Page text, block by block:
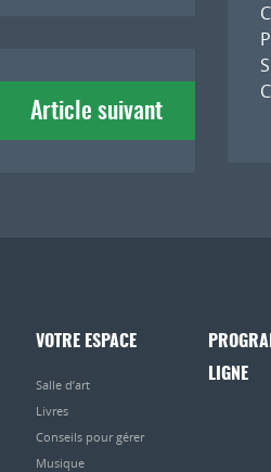
Article suivant
VOTRE ESPACE
Salle d’art
Livres
Conseils pour gérer
Musique
LIGNE